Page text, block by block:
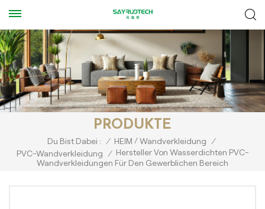
PRODUKTE
Du Bist Dabei : / HEIM /Wandverkleidung /
PVC-Wandverkleidung
/ Hersteller Von Wasserdichten PVC-
Wandverkleidungen Für Den Gewerblichen Bereich